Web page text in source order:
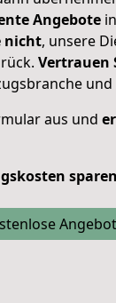
Angebote
nicht, unsere
Vertrauen
aus und
sparen